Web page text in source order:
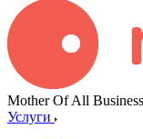
Mother Of All
Услуги